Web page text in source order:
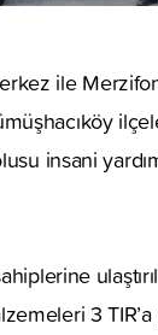
ile
insani
3